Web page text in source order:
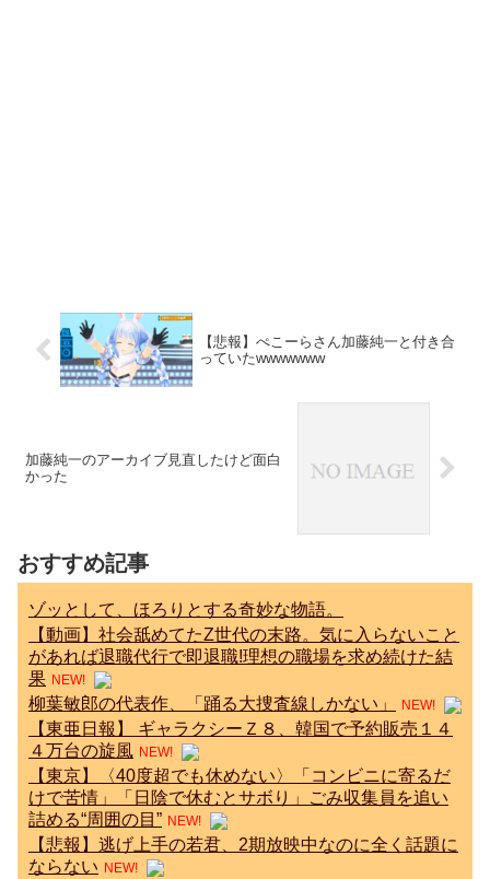
【悲報】ぺこーらさん加藤純一と付き合
っていたwwwwwww
加藤純一のアーカイブ見直したけど面白
かった
おすすめ記事
ゾッとして、ほろりとする奇妙な物語。
【動画】社会舐めてたZ世代の末路。気に入らないこと
があれば退職代行で即退職!理想の職場を求め続けた結
果 NEW!
柳葉敏郎の代表作、「踊る大捜査線しかない」 NEW!
【東亜日報】 ギャラクシーＺ８、韓国で予約販売１４
４万台の旋風 NEW!
【東京】〈40度超でも休めない〉「コンビニに寄るだ
けで苦情」「日陰で休むとサボり」ごみ収集員を追い
詰める“周囲の目” NEW!
【悲報】逃げ上手の若君、2期放映中なのに全く話題に
ならない NEW!